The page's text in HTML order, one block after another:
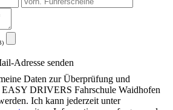
Adresse senden
Daten zur Überprüfung und
DRIVERS Fahrschule Waidhofen
Ich kann jederzeit unter